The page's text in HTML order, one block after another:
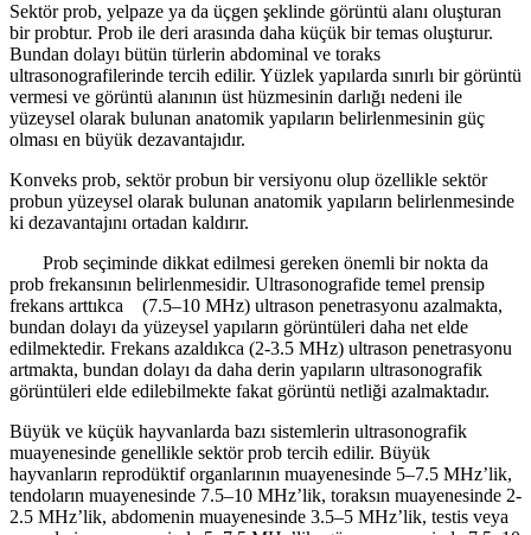
Sektör prob, yelpaze ya da üçgen şeklinde görüntü alanı oluşturan
bir probtur. Prob ile deri arasında daha küçük bir temas oluşturur.
Bundan dolayı bütün türlerin abdominal ve toraks
ultrasonografilerinde tercih edilir. Yüzlek yapılarda sınırlı bir görüntü
vermesi ve görüntü alanının üst hüzmesinin darlığı nedeni ile
yüzeysel olarak bulunan anatomik yapıların belirlenmesinin güç
olması en büyük dezavantajıdır.
Konveks prob, sektör probun bir versiyonu olup özellikle sektör
probun yüzeysel olarak bulunan anatomik yapıların belirlenmesinde
ki dezavantajını ortadan kaldırır.
Prob seçiminde dikkat edilmesi gereken önemli bir nokta da
prob frekansının belirlenmesidir. Ultrasonografide temel prensip
frekans arttıkca (7.5–10 MHz) ultrason penetrasyonu azalmakta,
bundan dolayı da yüzeysel yapıların görüntüleri daha net elde
edilmektedir. Frekans azaldıkca (2-3.5 MHz) ultrason penetrasyonu
artmakta, bundan dolayı da daha derin yapıların ultrasonografik
görüntüleri elde edilebilmekte fakat görüntü netliği azalmaktadır.
Büyük ve küçük hayvanlarda bazı sistemlerin ultrasonografik
muayenesinde genellikle sektör prob tercih edilir. Büyük
hayvanların reprodüktif organlarının muayenesinde 5–7.5 MHz’lik,
tendoların muayenesinde 7.5–10 MHz’lik, toraksın muayenesinde 2-
2.5 MHz’lik, abdomenin muayenesinde 3.5–5 MHz’lik, testis veya